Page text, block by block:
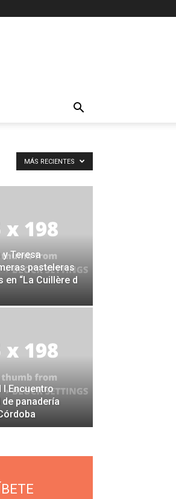
MÁS RECIENTES
Teresa
pasteleras
en “La Cuillère d
I Encuentro
panadería